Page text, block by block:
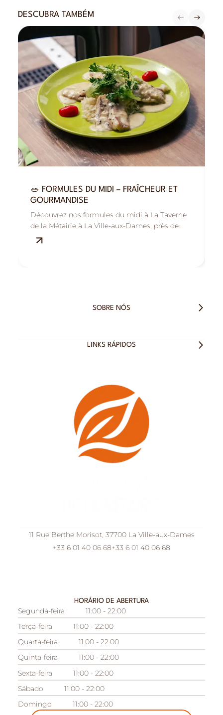
DESCUBRA TAMBÉM
🥗 FORMULES DU MIDI – FRAÎCHEUR ET
GOURMANDISE
Découvrez nos formules du midi à La Taverne
de la Métairie à La Ville-aux-Dames, près de
Tours : savoureuses, fraîches et équilibrées.
SOBRE NÓS
LINKS RÁPIDOS
11 Rue Berthe Morisot, 37700 La Ville-aux-Dames
+33 6 01 40 06 68+33 6 01 40 06 68
HORÁRIO DE ABERTURA
Segunda-feira
11:00 - 22:00
Terça-feira
11:00 - 22:00
Quarta-feira
11:00 - 22:00
Quinta-feira
11:00 - 22:00
Sexta-feira
11:00 - 22:00
Sábado
11:00 - 22:00
Domingo
11:00 - 22:00